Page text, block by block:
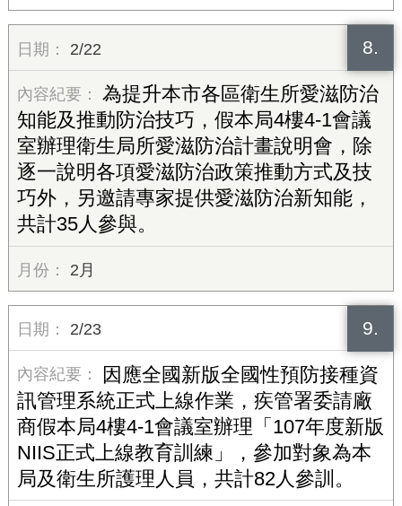
8.
2/22
為提升本市各區衛生所愛滋防治
知能及推動防治技巧，假本局4樓4-1會議
室辦理衛生局所愛滋防治計畫說明會，除
逐一說明各項愛滋防治政策推動方式及技
巧外，另邀請專家提供愛滋防治新知能，
共計35人參與。
2月
9.
2/23
因應全國新版全國性預防接種資
訊管理系統正式上線作業，疾管署委請廠
商假本局4樓4-1會議室辦理「107年度新版
NIIS正式上線教育訓練」，參加對象為本
局及衛生所護理人員，共計82人參訓。